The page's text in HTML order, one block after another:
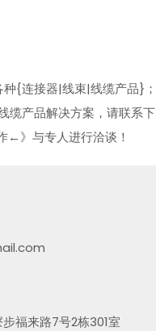
{连接器|线束|线缆产品}；
缆产品解决方案，请联系下
←》与专人进行洽谈！
福来路7号2栋301室